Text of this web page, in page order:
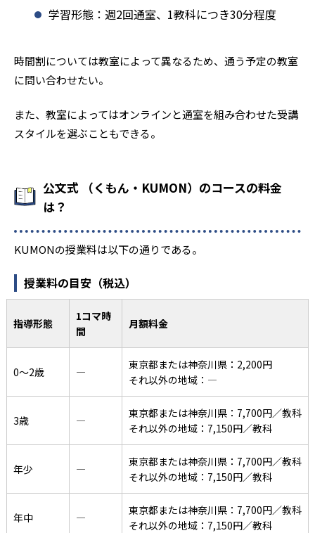
学習形態：週2回通室、1教科につき30分程度
時間割については教室によって異なるため、通う予定の教室
に問い合わせたい。
また、教室によってはオンラインと通室を組み合わせた受講
スタイルを選ぶこともできる。
公文式 （くもん・KUMON）のコースの料金
は？
KUMONの授業料は以下の通りである。
授業料の目安（税込）
指導形態
1コマ時
間
月額料金
0〜2歳 ―
東京都または神奈川県：2,200円
それ以外の地域：―
3歳 ―
東京都または神奈川県：7,700円／教科
それ以外の地域：7,150円／教科
年少 ―
東京都または神奈川県：7,700円／教科
それ以外の地域：7,150円／教科
年中 ―
東京都または神奈川県：7,700円／教科
それ以外の地域：7,150円／教科